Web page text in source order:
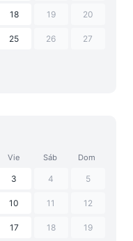
18 19 20
25 26 27
Vie Sáb Dom
3 4 5
10 11 12
17 18 19